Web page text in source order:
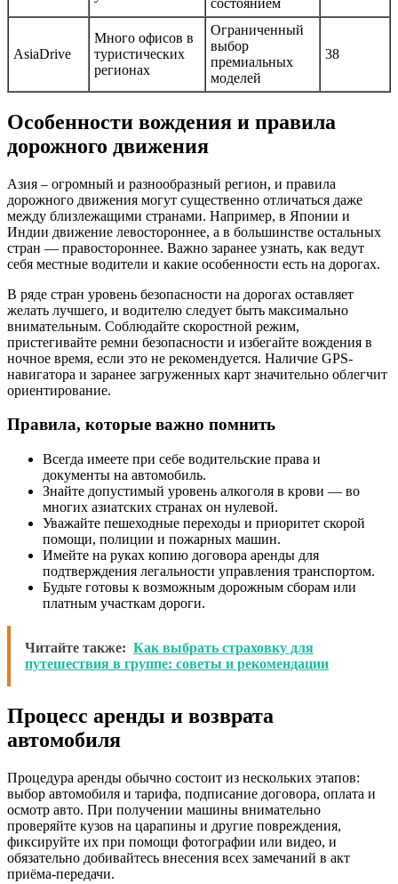
AsiaDrive
Много офисов в
туристических
регионах
Ограниченный
выбор
премиальных
моделей
38
Особенности вождения и правила
дорожного движения
Азия – огромный и разнообразный регион, и правила
дорожного движения могут существенно отличаться даже
между близлежащими странами. Например, в Японии и
Индии движение левостороннее, а в большинстве остальных
стран — правостороннее. Важно заранее узнать, как ведут
себя местные водители и какие особенности есть на дорогах.
В ряде стран уровень безопасности на дорогах оставляет
желать лучшего, и водителю следует быть максимально
внимательным. Соблюдайте скоростной режим,
пристегивайте ремни безопасности и избегайте вождения в
ночное время, если это не рекомендуется. Наличие GPS-
навигатора и заранее загруженных карт значительно облегчит
ориентирование.
Правила, которые важно помнить
Всегда имеете при себе водительские права и
документы на автомобиль.
Знайте допустимый уровень алкоголя в крови — во
многих азиатских странах он нулевой.
Уважайте пешеходные переходы и приоритет скорой
помощи, полиции и пожарных машин.
Имейте на руках копию договора аренды для
подтверждения легальности управления транспортом.
Будьте готовы к возможным дорожным сборам или
платным участкам дороги.
Читайте также: Как выбрать страховку для
путешествия в группе: советы и рекомендации
Процесс аренды и возврата
автомобиля
Процедура аренды обычно состоит из нескольких этапов:
выбор автомобиля и тарифа, подписание договора, оплата и
осмотр авто. При получении машины внимательно
проверяйте кузов на царапины и другие повреждения,
фиксируйте их при помощи фотографии или видео, и
обязательно добивайтесь внесения всех замечаний в акт
приёма-передачи.